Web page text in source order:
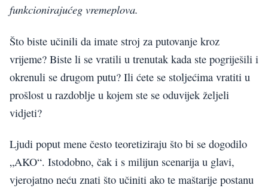
funkcionirajućeg vremeplova.
Što biste učinili da imate stroj za putovanje kroz
vrijeme? Biste li se vratili u trenutak kada ste pogriješili i
okrenuli se drugom putu? Ili ćete se stoljećima vratiti u
prošlost u razdoblje u kojem ste se oduvijek željeli
vidjeti?
Ljudi poput mene često teoretiziraju što bi se dogodilo
„AKO“. Istodobno, čak i s milijun scenarija u glavi,
vjerojatno neću znati što učiniti ako te maštarije postanu